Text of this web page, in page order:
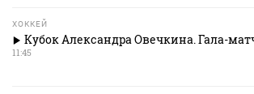
ХОККЕЙ
Кубок Александра Овечкина. Гала-
11:45